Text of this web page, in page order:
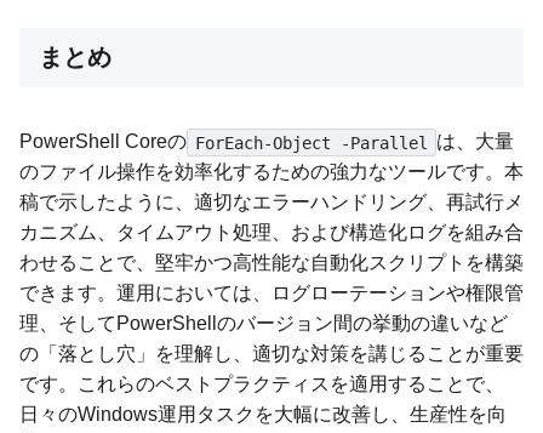
まとめ
PowerShell Coreの ForEach-Object -Parallel
は、大量
のファイル操作を効率化するための強力なツールです。本
稿で示したように、適切なエラーハンドリング、再試行メ
カニズム、タイムアウト処理、および構造化ログを組み合
わせることで、堅牢かつ高性能な自動化スクリプトを構築
できます。運用においては、ログローテーションや権限管
理、そしてPowerShellのバージョン間の挙動の違いなど
の「落とし穴」を理解し、適切な対策を講じることが重要
です。これらのベストプラクティスを適用することで、
日々のWindows運用タスクを大幅に改善し、生産性を向